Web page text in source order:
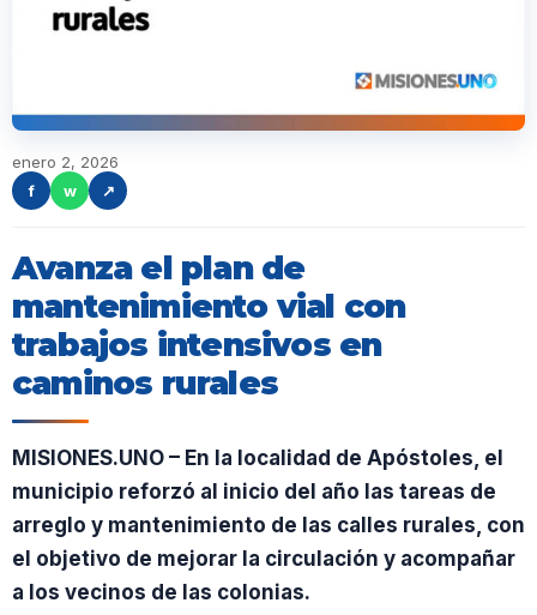
enero 2, 2026
f
w ↗
Avanza el plan de
mantenimiento vial con
trabajos intensivos en
caminos rurales
MISIONES.UNO – En la localidad de Apóstoles, el
municipio reforzó al inicio del año las tareas de
arreglo y mantenimiento de las calles rurales, con
el objetivo de mejorar la circulación y acompañar
a los vecinos de las colonias.